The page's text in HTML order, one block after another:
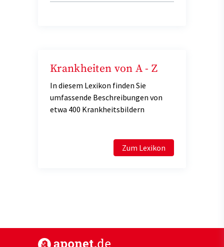
Krankheiten von A - Z
In diesem Lexikon finden Sie
umfassende Beschreibungen von
etwa 400 Krankheitsbildern
Zum Lexikon